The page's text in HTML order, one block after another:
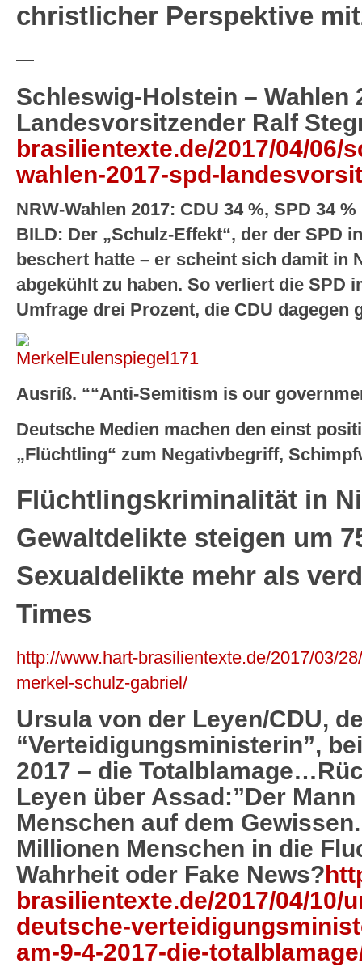
christlicher Perspektive
—
Schleswig-Holstein – Wahlen
Landesvorsitzender Ralf
brasilientexte.de/2017/04/06/
wahlen-2017-spd-
NRW-Wahlen 2017: CDU 34 %, SPD 34
BILD: Der „Schulz-Effekt“, der der SPD
beschert hatte – er scheint sich damit in
abgekühlt zu haben. So verliert die SPD
Umfrage drei Prozent, die CDU
Ausriß. ““Anti-Semitism is our
Deutsche Medien machen den einst
„Flüchtling“ zum Negativbegriff,
Flüchtlingskriminalität in
Gewaltdelikte steigen um
Sexualdelikte mehr als
Times
http://www.hart-brasilientexte.de/2017/03/
merkel-schulz-gabriel/
Ursula von der Leyen/CDU,
“Verteidigungsministerin”,
2017 – die
Leyen über Assad:”Der Mann
Menschen auf dem
Millionen Menschen in die
Wahrheit oder Fake News?
brasilientexte.de/2017/04/10/
deutsche-
am-9-4-2017-die-